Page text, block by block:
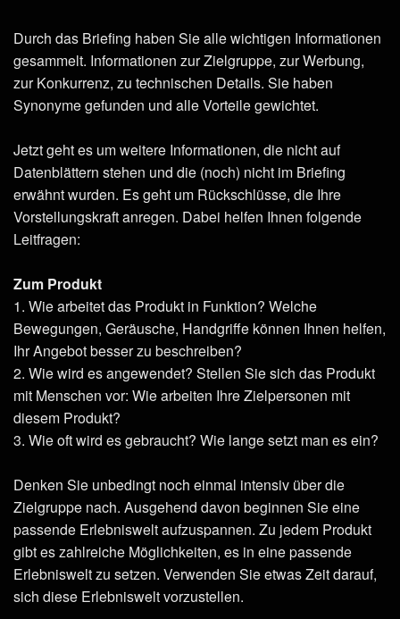
Durch das Briefing haben Sie alle wichtigen Informationen
gesammelt. Informationen zur Zielgruppe, zur Werbung,
zur Konkurrenz, zu technischen Details. Sie haben
Synonyme gefunden und alle Vorteile gewichtet.
Jetzt geht es um weitere Informationen, die nicht auf
Datenblättern stehen und die (noch) nicht im Briefing
erwähnt wurden. Es geht um Rückschlüsse, die Ihre
Vorstellungskraft anregen. Dabei helfen Ihnen folgende
Leitfragen:
Zum Produkt
1. Wie arbeitet das Produkt in Funktion? Welche
Bewegungen, Geräusche, Handgriffe können Ihnen helfen,
Ihr Angebot besser zu beschreiben?
2. Wie wird es angewendet? Stellen Sie sich das Produkt
mit Menschen vor: Wie arbeiten Ihre Zielpersonen mit
diesem Produkt?
3. Wie oft wird es gebraucht? Wie lange setzt man es ein?
Denken Sie unbedingt noch einmal intensiv über die
Zielgruppe nach. Ausgehend davon beginnen Sie eine
passende Erlebniswelt aufzuspannen. Zu jedem Produkt
gibt es zahlreiche Möglichkeiten, es in eine passende
Erlebniswelt zu setzen. Verwenden Sie etwas Zeit darauf,
sich diese Erlebniswelt vorzustellen.